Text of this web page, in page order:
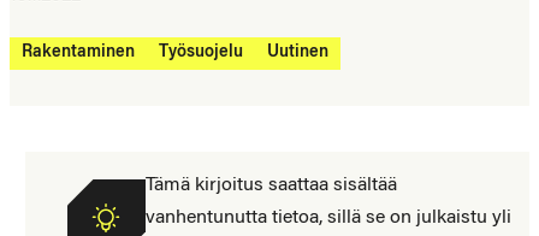
Rakentaminen Työsuojelu Uutinen
Tämä kirjoitus saattaa sisältää
vanhentunutta tietoa, sillä se on julkaistu yli